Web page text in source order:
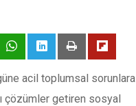
acil toplumsal sorunlara
çözümler getiren sosyal